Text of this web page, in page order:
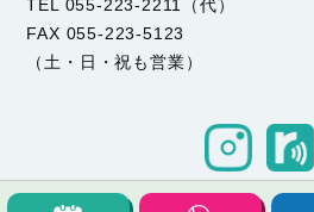
TEL 055-223-2211（代）
FAX 055-223-5123
（土・日・祝も営業）